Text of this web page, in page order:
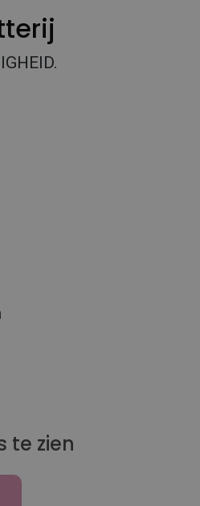
te zien